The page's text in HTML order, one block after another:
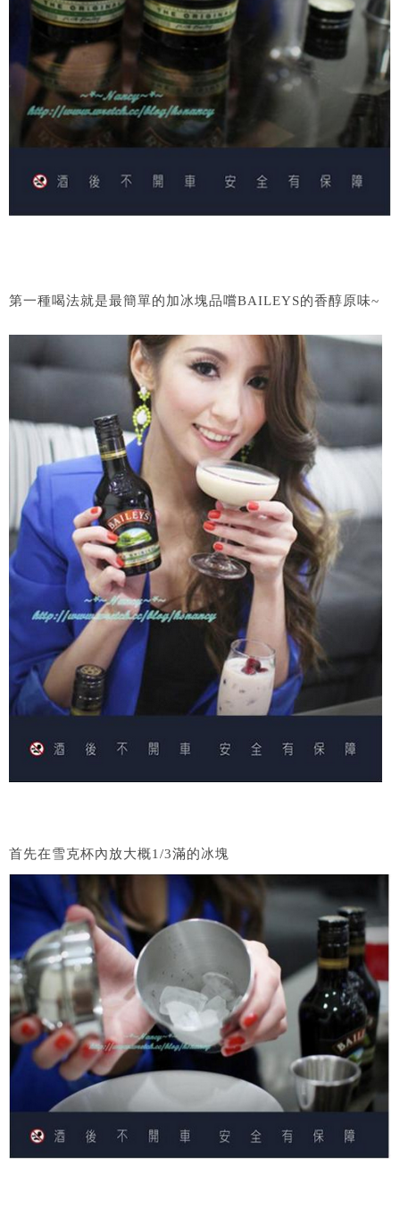
第一種喝法就是最簡單的加冰塊品嚐BAILEYS的香醇原味~
首先在雪克杯內放大概1/3滿的冰塊